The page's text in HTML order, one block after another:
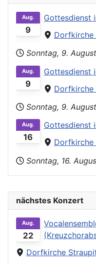
nächstes Konzert
22
Aug.
Dorfkirche
9
Aug.
Gottesdienst
Dorfkirche
Sonntag, 9.
9
Aug.
Gottesdienst
Dorfkirche
Sonntag, 9.
16
Aug.
Gottesdienst
Dorfkirche
Sonntag, 16.